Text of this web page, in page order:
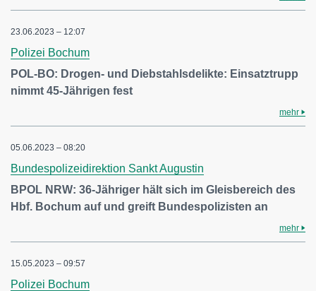
23.06.2023 – 12:07
Polizei Bochum
POL-BO: Drogen- und Diebstahlsdelikte: Einsatztrupp
nimmt 45-Jährigen fest
mehr
05.06.2023 – 08:20
Bundespolizeidirektion Sankt Augustin
BPOL NRW: 36-Jähriger hält sich im Gleisbereich des
Hbf. Bochum auf und greift Bundespolizisten an
mehr
15.05.2023 – 09:57
Polizei Bochum